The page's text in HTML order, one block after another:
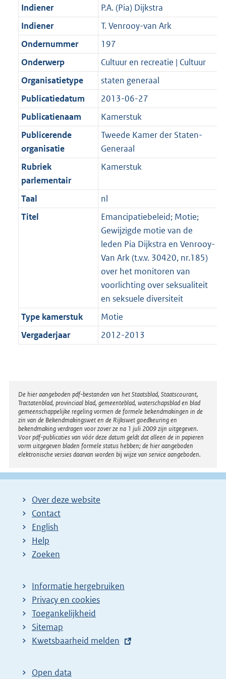
Indiener
P.A. (Pia) Dijkstra
Indiener
T. Venrooy-van Ark
Ondernummer
197
Onderwerp
Cultuur en recreatie | Cultuur
Organisatietype
staten generaal
Publicatiedatum
2013-06-27
Publicatienaam
Kamerstuk
Publicerende
organisatie
Tweede Kamer der Staten-
Generaal
Rubriek
parlementair
Kamerstuk
Taal
nl
Titel
Emancipatiebeleid; Motie;
Gewijzigde motie van de
leden Pia Dijkstra en Venrooy-
Van Ark (t.v.v. 30420, nr.185)
over het monitoren van
voorlichting over seksualiteit
en seksuele diversiteit
Type kamerstuk
Motie
Vergaderjaar
2012-2013
Disclaimer
De hier aangeboden pdf-bestanden van het Staatsblad, Staatscourant,
Tractatenblad, provinciaal blad, gemeenteblad, waterschapsblad en blad
gemeenschappelijke regeling vormen de formele bekendmakingen in de
zin van de Bekendmakingswet en de Rijkswet goedkeuring en
bekendmaking verdragen voor zover ze na 1 juli 2009 zijn uitgegeven.
Voor pdf-publicaties van vóór deze datum geldt dat alleen de in papieren
vorm uitgegeven bladen formele status hebben; de hier aangeboden
elektronische versies daarvan worden bij wijze van service aangeboden.
Over deze website
Contact
English
Help
Zoeken
Informatie hergebruiken
Privacy en cookies
Toegankelijkheid
Sitemap
E
t
Kwetsbaarheid melden
Open data